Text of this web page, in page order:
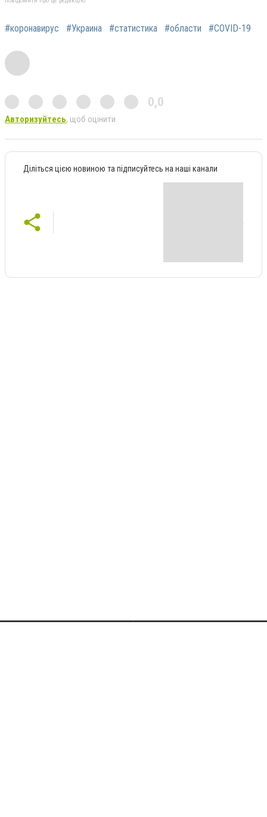
#коронавирус #Украина #статистика #области #COVID-19
0,0
Авторизуйтесь, щоб оцінити
Діліться цією новиною та підписуйтесь на наші канали